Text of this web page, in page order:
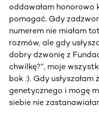
oddawałam honorowo
pomagać. Gdy
numerem nie miałam
rozmów, ale gdy
dobry dzwonię z
chwilkę?”, moje
bok :). Gdy usłyszałam
genetycznego i mogę
siebie nie